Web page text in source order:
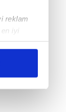
reklam
iyi